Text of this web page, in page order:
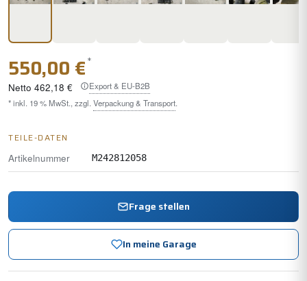
550,00 €*
Netto 462,18 €
Export & EU-B2B
* inkl. 19 % MwSt., zzgl. Verpackung & Transport.
TEILE-DATEN
Artikelnummer
M242812058
Frage stellen
In meine Garage